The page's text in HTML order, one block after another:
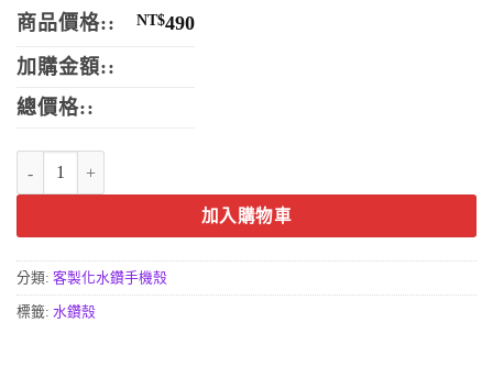
商品價格:: NT$490
加購金額::
總價格::
水鑽保護殼-熊貓殼手機殼 數量
加入購物車
分類: 客製化水鑽手機殼
標籤: 水鑽殼